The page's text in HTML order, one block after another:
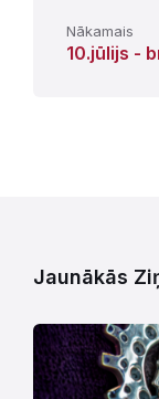
Nākamais
10.jūlijs -
Jaunākās